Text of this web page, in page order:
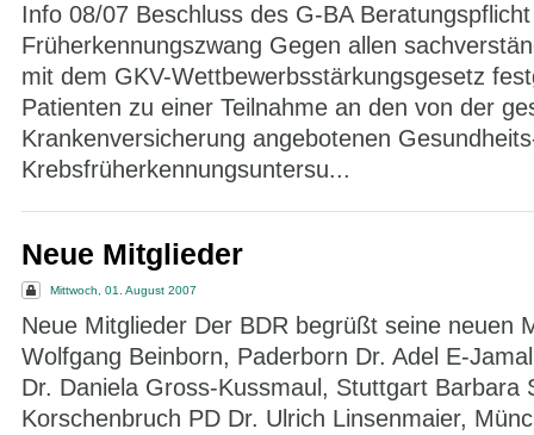
Info 08/07 Beschluss des G-BA
Früherkennungszwang Gegen allen
mit dem GKV-Wettbewerbsstärkungsgesetz
Patienten zu einer Teilnahme an den von der
Krankenversicherung angebotenen
Krebsfrüherkennungsuntersu...
Neue Mitglieder
Mittwoch, 01. August 2007
Neue Mitglieder Der BDR begrüßt seine neuen
Wolfgang Beinborn, Paderborn Dr. Adel E-
Dr. Daniela Gross-Kussmaul, Stuttgart Barbara
Korschenbruch PD Dr. Ulrich Linsenmaier,